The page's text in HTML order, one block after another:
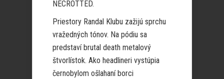
NECROTTED.
Priestory Randal Klubu zažijú sprchu
vražedných tónov. Na pódiu sa
predstaví brutal death metalový
štvorlístok. Ako headlineri vystúpia
černobylom ošlahaní borci